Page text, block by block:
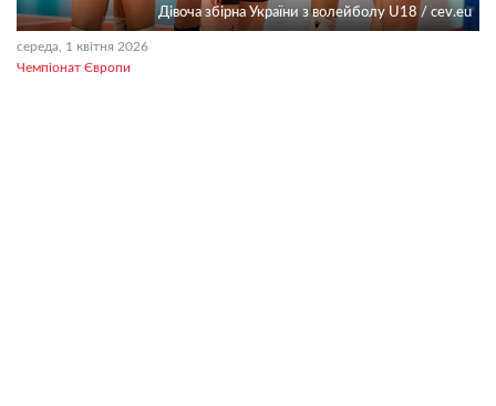
Дівоча збірна України з волейболу U18 / cev.eu
середа, 1 квітня 2026
Чемпіонат Європи